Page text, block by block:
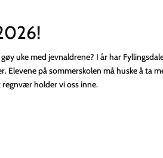
uke med jevnaldrene? I år har
på sommerskolen må huske å ta
holder vi oss inne.